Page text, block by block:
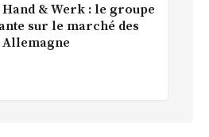
& Werk : le groupe
sur le marché des
Allemagne